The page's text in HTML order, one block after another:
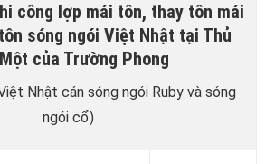
công lợp mái tôn, thay tôn mái
sóng ngói Việt Nhật tại Thủ
của Trường Phong
Nhật cán sóng ngói Ruby và sóng
ngói cổ)